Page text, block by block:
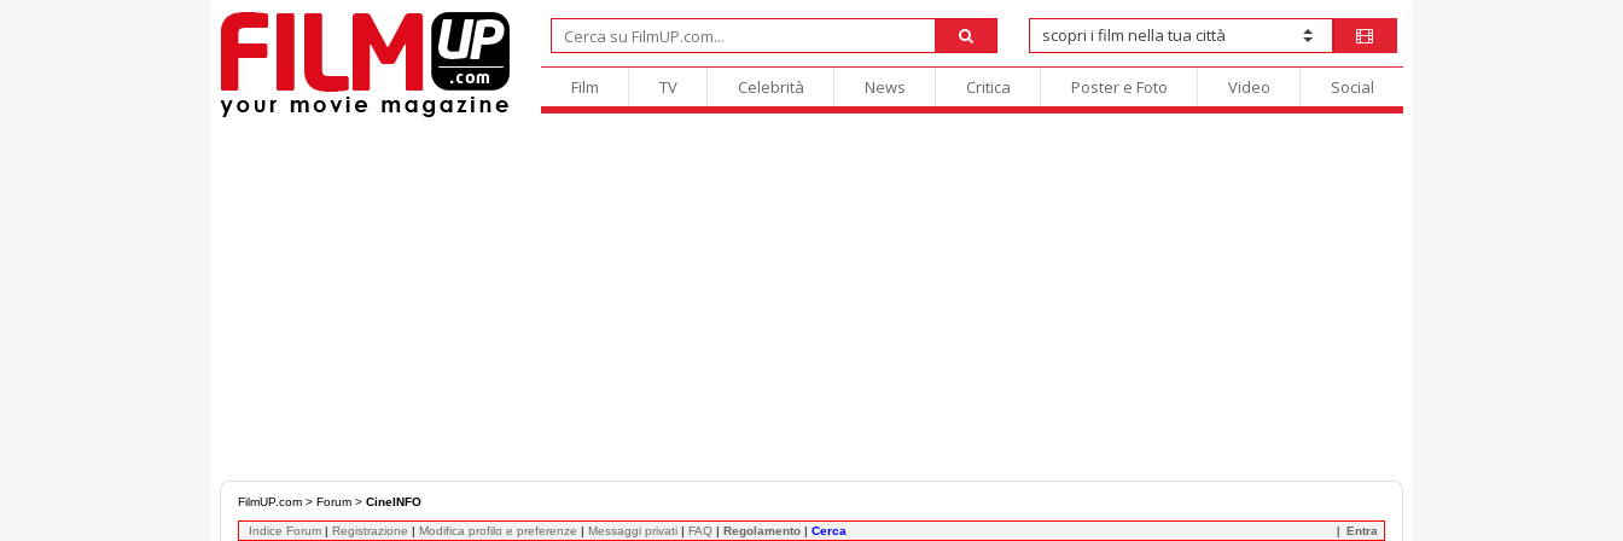
Film TV Celebrità News Critica Poster e Foto Video Social
FilmUP.com > Forum > CineINFO
Indice Forum | Registrazione | Modifica profilo e preferenze | Messaggi privati | FAQ | Regolamento | Cerca Entra